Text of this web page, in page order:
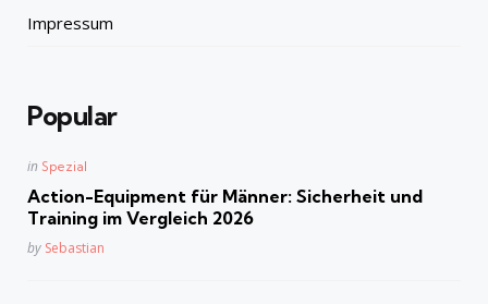
Impressum
Popular
Posted
in Spezial
Action-Equipment für Männer: Sicherheit und
Training im Vergleich 2026
Posted
by Sebastian